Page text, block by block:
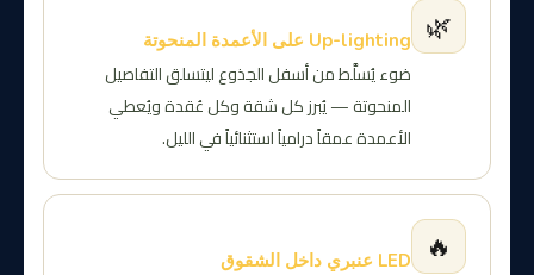
🌿 Up-lighting على الأعمدة المنحوتة
ضوء يُسلَّط من أسفل الجذوع ليتسلق التفاصيل
المنحوتة — يُبرز كل شقة وكل عُقدة ويُعطي
الأعمدة عمقاً درامياً استثنائياً في الليل.
🔥 LED عنبري داخل الشقوق